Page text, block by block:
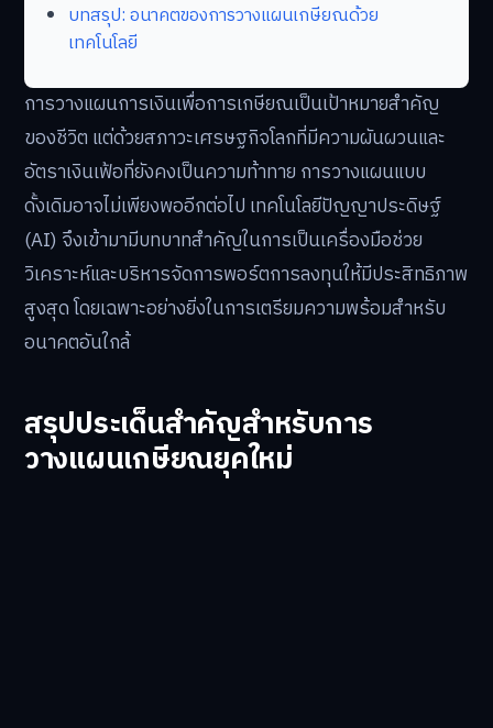
บทสรุป: อนาคตของการวางแผนเกษียณด้วย
เทคโนโลยี
การวางแผนการเงินเพื่อการเกษียณเป็นเป้าหมายสำคัญ
ของชีวิต แต่ด้วยสภาวะเศรษฐกิจโลกที่มีความผันผวนและ
อัตราเงินเฟ้อที่ยังคงเป็นความท้าทาย การวางแผนแบบ
ดั้งเดิมอาจไม่เพียงพออีกต่อไป เทคโนโลยีปัญญาประดิษฐ์
(AI) จึงเข้ามามีบทบาทสำคัญในการเป็นเครื่องมือช่วย
วิเคราะห์และบริหารจัดการพอร์ตการลงทุนให้มีประสิทธิภาพ
สูงสุด โดยเฉพาะอย่างยิ่งในการเตรียมความพร้อมสำหรับ
อนาคตอันใกล้
สรุปประเด็นสำคัญสำหรับการ
วางแผนเกษียณยุคใหม่